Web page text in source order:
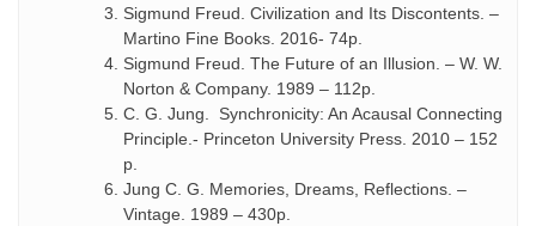
Sigmund Freud. Civilization and Its Discontents. –
Martino Fine Books. 2016- 74р.
Sigmund Freud. The Future of an Illusion. – W. W.
Norton & Company. 1989 – 112р.
C. G. Jung. Synchronicity: An Acausal Connecting
Principle.- Princeton University Press. 2010 – 152
р.
Jung C. G. Memories, Dreams, Reflections. –
Vintage. 1989 – 430р.